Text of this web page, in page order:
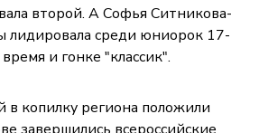
второй. А Софья Ситникова-
лидировала среди юниорок 17-
и гонке "классик".
в копилку региона положили
завершились всероссийские